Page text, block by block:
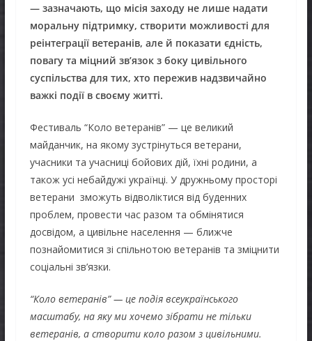
— зазначають, що місія заходу не лише надати
моральну підтримку, створити можливості для
реінтеграції ветеранів, але й показати єдність,
повагу та міцний зв’язок з боку цивільного
суспільства для тих, хто пережив надзвичайно
важкі події в своєму житті.
Фестиваль “Коло ветеранів” — це великий
майданчик, на якому зустрінуться ветерани,
учасники та учасниці бойових дій, їхні родини, а
також усі небайдужі українці. У дружньому просторі
ветерани зможуть відволіктися від буденних
проблем, провести час разом та обмінятися
досвідом, а цивільне населення — ближче
познайомитися зі спільнотою ветеранів та зміцнити
соціальні зв’язки.
“Коло ветеранів” — це подія всеукраїнського
масштабу, на яку ми хочемо зібрати не тільки
ветеранів, а створити коло разом з цивільними.